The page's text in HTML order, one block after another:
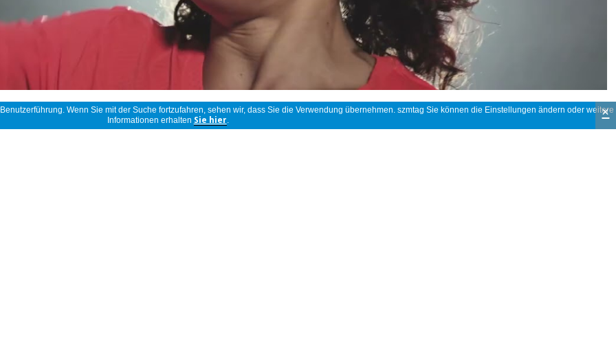
Wenn Sie mit der Suche fortzufahren, sehen wir, dass Sie die Verwendung übernehmen. szmtag Sie können die Einstellungen ändern oder weitere
Informationen erhalten Sie hier. ×